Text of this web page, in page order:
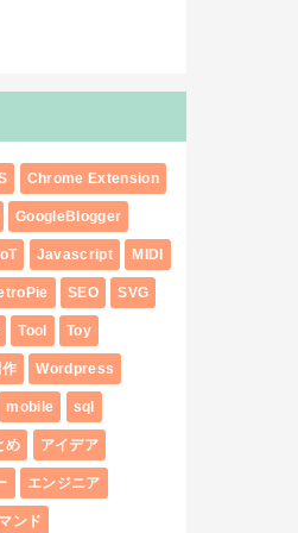
Chrome Extension
GoogleBlogger
IoT Javascript MIDI
SEO SVG
Tool Toy
Wordpress
mobile sql
め アイデア
エンジニア
ンド